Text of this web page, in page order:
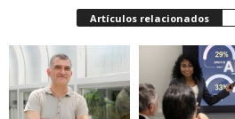
Artículos relacionados